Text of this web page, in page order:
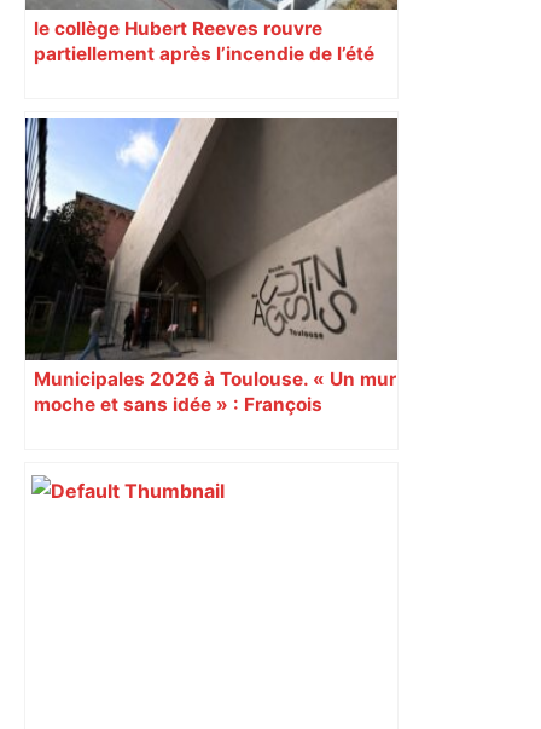
le collège Hubert Reeves rouvre
partiellement après l’incendie de l’été
Municipales 2026 à Toulouse. « Un mur
moche et sans idée » : François
Augustins